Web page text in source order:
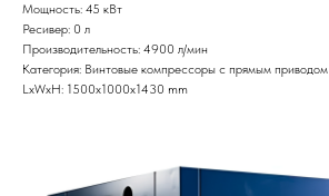
Мощность: 45 кВт
Ресивер: 0 л
Производительность: 4900 л/мин
Категория: Винтовые компрессоры с прямым приводом
LxWxH: 1500x1000x1430 mm